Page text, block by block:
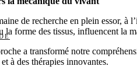
de recherche en plein essor, à
forme des tissus, influencent la
a transformé notre
à des thérapies innovantes.